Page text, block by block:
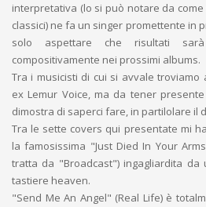
interpretativa (lo si può notare da
classici) ne fa un singer promettente in
solo aspettare che risultati
compositivamente nei prossimi albums.
Tra i musicisti di cui si avvale troviamo
ex Lemur Voice, ma da tener
dimostra di saperci fare, in partilolare il
Tra le sette covers qui presentate mi
la famosissima "Just Died In Your
tratta da "Broadcast") ingagliardita da
tastiere heaven.
"Send Me An Angel" (Real Life) è